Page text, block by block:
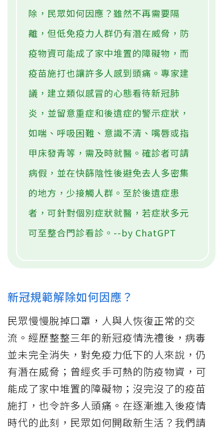
除，民眾如何因應？雖然不再需要隔
離，但低免疫力人群仍有潛在威脅，防
疫物資可能成了家中堆置的障礙物，而
疫苗施打也讓許多人感到頭痛。專家建
議，建立類似感冒的心態看待新冠肺
炎，並留意重症和後遺症的警示症狀，
如喘、呼吸困難、意識不清、嘴唇或指
甲床發青等，需及時就醫。確診者可請
病假，並在快篩陰性後避免去人多密集
的地方，少接觸人群。至於後遺症患
者，可針對個別症狀就醫，若症狀多元
可至整合門診看診。--by ChatGPT
新冠規範解除如何因應？
民眾慢慢脫掉口罩，人與人恢復正常的交
流。經歷整整三年的新冠疫情洗禮後，病毒
並未完全消失，對免疫力低下的人來說，仍
有潛在威脅；曾經炙手可熱的防疫物資，可
能成了家中堆置的障礙物；沒完沒了的疫苗
施打，也令許多人頭痛。在逐漸進入後疫情
時代的此刻，民眾如何開啟新生活？我們請